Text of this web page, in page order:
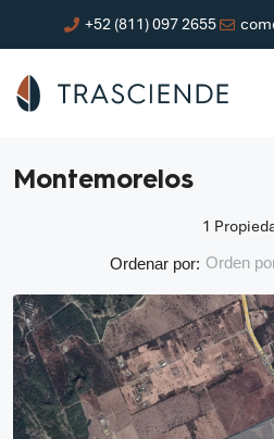
+52 (811) 097 2655
Montemorelos
1
Ordenar por: Orden